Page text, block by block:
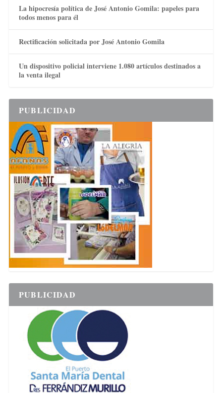
La hipocresía política de José Antonio Gomila: papeles para
todos menos para él
Rectificación solicitada por José Antonio Gomila
Un dispositivo policial interviene 1.080 artículos destinados a
la venta ilegal
PUBLICIDAD
PUBLICIDAD